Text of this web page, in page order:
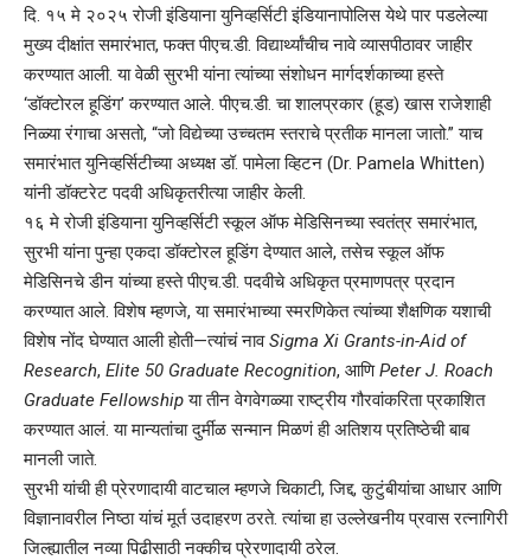
दि. १५ मे २०२५ रोजी इंडियाना युनिव्हर्सिटी इंडियानापोलिस येथे पार पडलेल्या
मुख्य दीक्षांत समारंभात, फक्त पीएच.डी. विद्यार्थ्यांचीच नावे व्यासपीठावर जाहीर
करण्यात आली. या वेळी सुरभी यांना त्यांच्या संशोधन मार्गदर्शकाच्या हस्ते
‘डॉक्टोरल हूडिंग’ करण्यात आले. पीएच.डी. चा शालप्रकार (हूड) खास राजेशाही
निळ्या रंगाचा असतो, “जो विद्येच्या उच्चतम स्तराचे प्रतीक मानला जातो.” याच
समारंभात युनिव्हर्सिटीच्या अध्यक्ष डॉ. पामेला व्हिटन (Dr. Pamela Whitten)
यांनी डॉक्टरेट पदवी अधिकृतरीत्या जाहीर केली.
१६ मे रोजी इंडियाना युनिव्हर्सिटी स्कूल ऑफ मेडिसिनच्या स्वतंत्र समारंभात,
सुरभी यांना पुन्हा एकदा डॉक्टोरल हूडिंग देण्यात आले, तसेच स्कूल ऑफ
मेडिसिनचे डीन यांच्या हस्ते पीएच.डी. पदवीचे अधिकृत प्रमाणपत्र प्रदान
करण्यात आले. विशेष म्हणजे, या समारंभाच्या स्मरणिकेत त्यांच्या शैक्षणिक यशाची
विशेष नोंद घेण्यात आली होती—त्यांचं नावSigma Xi Grants-in-Aid of
Research, Elite 50 Graduate Recognition, आणिPeter J. Roach
Graduate Fellowshipया तीन वेगवेगळ्या राष्ट्रीय गौरवांकरिता प्रकाशित
करण्यात आलं. या मान्यतांचा दुर्मीळ सन्मान मिळणं ही अतिशय प्रतिष्ठेची बाब
मानली जाते.
सुरभी यांची ही प्रेरणादायी वाटचाल म्हणजे चिकाटी, जिद्द, कुटुंबीयांचा आधार आणि
विज्ञानावरील निष्ठा यांचं मूर्त उदाहरण ठरते. त्यांचा हा उल्लेखनीय प्रवास रत्नागिरी
जिल्ह्यातील नव्या पिढीसाठी नक्कीच प्रेरणादायी ठरेल.